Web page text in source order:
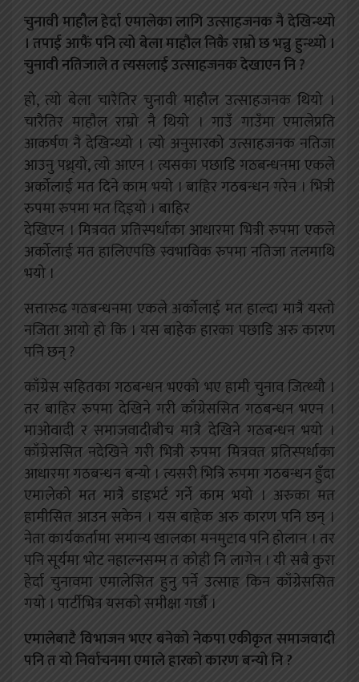
चुनावी माहौल हेर्दा एमालेका लागि उत्साहजनक नै देखिन्थ्यो
। तपाई आफैं पनि त्यो बेला माहौल निकै राम्रो छ भन्नु हुन्थ्यो ।
चुनावी नतिजाले त त्यसलाई उत्साहजनक देखाएन नि ?
हो, त्यो बेला चारैतिर चुनावी माहौल उत्साहजनक थियो ।
चारैतिर माहौल राम्रो नै थियो । गाउँ गाउँमा एमालेप्रति
आकर्षण नै देखिन्थ्यो । त्यो अनुसारको उत्साहजनक नतिजा
आउनु पथ्र्यो, त्यो आएन । त्यसका पछाडि गठबन्धनमा एकले
अर्कोलाई मत दिने काम भयो । बाहिर गठबन्धन गरेन । भित्री
रुपमा रुपमा मत दिइयो । बाहिर
देखिएन । मित्रवत प्रतिस्पर्धाका आधारमा भित्री रुपमा एकले
अर्कोलाई मत हालिएपछि स्वभाविक रुपमा नतिजा तलमाथि
भयो ।
सत्तारुढ गठबन्धनमा एकले अर्कोलाई मत हाल्दा मात्रै यस्तो
नजिता आयो हो कि । यस बाहेक हारका पछाडि अरु कारण
पनि छन् ?
काँग्रेस सहितका गठबन्धन भएको भए हामी चुनाव जित्थ्यौ ।
तर बाहिर रुपमा देखिने गरी काँग्रेससित गठबन्धन भएन ।
माओवादी र समाजवादीबीच मात्रै देखिने गठबन्धन भयो ।
काँग्रेससित नदेखिने गरी भित्री रुपमा मित्रवत प्रतिस्पर्धाका
आधारमा गठबन्धन बन्यो । त्यसरी भित्रि रुपमा गठबन्धन हुँदा
एमालेको मत मात्रै डाइभर्ट गर्ने काम भयो । अरुका मत
हामीसित आउन सकेन । यस बाहेक अरु कारण पनि छन् ।
नेता कार्यकर्तामा समान्य खालका मनमुटाव पनि होलान । तर
पनि सूर्यमा भोट नहाल्नसम्म त कोही नि लागेन । यी सबै कुरा
हेर्दा चुनावमा एमालेसित हुनु पर्ने उत्साह किन काँग्रेससित
गयो । पार्टीभित्र यसको समीक्षा गर्छौ ।
एमालेबाटै विभाजन भएर बनेको नेकपा एकीकृत समाजवादी
पनि त यो निर्वाचनमा एमाले हारको कारण बन्यो नि ?